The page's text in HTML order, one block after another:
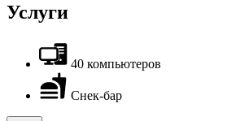
Услуги
40 компьютеров
Снек-бар